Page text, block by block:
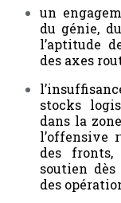
un
du génie,
l’aptitude
des axes
stocks
dans la
l’offensive
des
soutien
des